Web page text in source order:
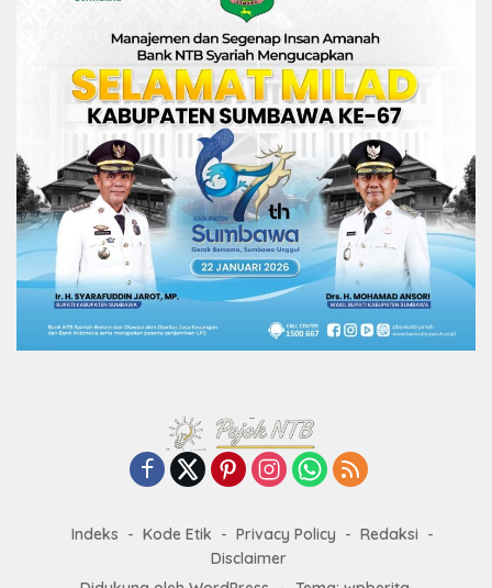
Indeks Kode Etik Privacy Policy
Redaksi
Disclaimer